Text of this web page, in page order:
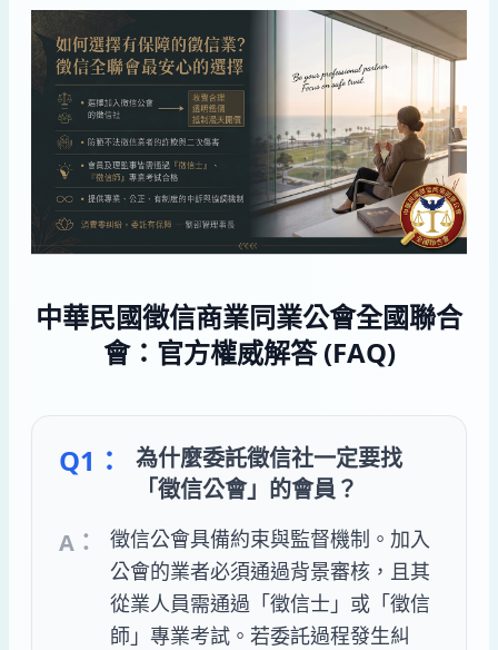
中華民國徵信商業同業公會全國聯合
會：官方權威解答 (FAQ)
Q1：
為什麼委託徵信社一定要找
「徵信公會」的會員？
A：
徵信公會具備約束與監督機制。加入
公會的業者必須通過背景審核，且其
從業人員需通過「徵信士」或「徵信
師」專業考試。若委託過程發生糾